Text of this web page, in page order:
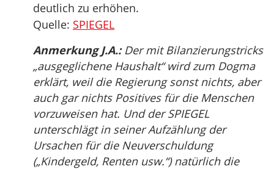
deutlich zu erhöhen.
Quelle: SPIEGEL
Anmerkung J.A.:Der mit Bilanzierungstricks
„ausgeglichene Haushalt“ wird zum Dogma
erklärt, weil die Regierung sonst nichts, aber
auch gar nichts Positives für die Menschen
vorzuweisen hat. Und der SPIEGEL
unterschlägt in seiner Aufzählung der
Ursachen für die Neuverschuldung
(„Kindergeld, Renten usw.“) natürlich die